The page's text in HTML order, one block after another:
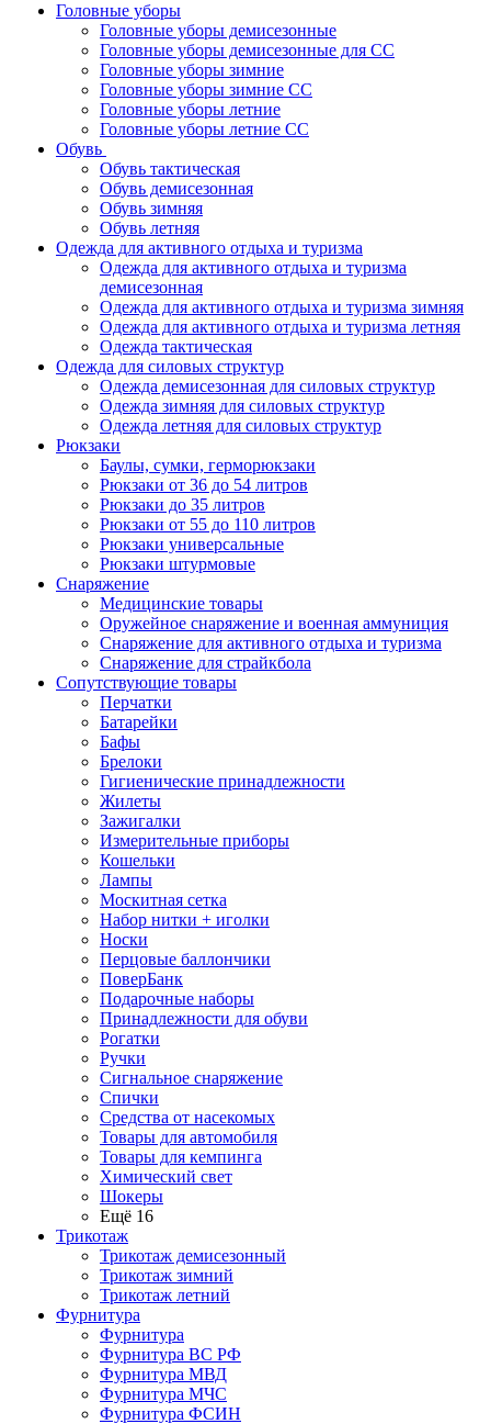
Головные уборы
Головные уборы демисезонные
Головные уборы демисезонные для СС
Головные уборы зимние
Головные уборы зимние СС
Головные уборы летние
Головные уборы летние СС
Обувь
Обувь тактическая
Обувь демисезонная
Обувь зимняя
Обувь летняя
Одежда для активного отдыха и туризма
Одежда для активного отдыха и туризма
демисезонная
Одежда для активного отдыха и туризма зимняя
Одежда для активного отдыха и туризма летняя
Одежда тактическая
Одежда для силовых структур
Одежда демисезонная для силовых структур
Одежда зимняя для силовых структур
Одежда летняя для силовых структур
Рюкзаки
Баулы, сумки, герморюкзаки
Рюкзаки от 36 до 54 литров
Рюкзаки до 35 литров
Рюкзаки от 55 до 110 литров
Рюкзаки универсальные
Рюкзаки штурмовые
Снаряжение
Медицинские товары
Оружейное снаряжение и военная аммуниция
Снаряжение для активного отдыха и туризма
Снаряжение для страйкбола
Сопутствующие товары
Перчатки
Батарейки
Бафы
Брелоки
Гигиенические принадлежности
Жилеты
Зажигалки
Измерительные приборы
Кошельки
Лампы
Москитная сетка
Набор нитки + иголки
Носки
Перцовые баллончики
ПоверБанк
Подарочные наборы
Принадлежности для обуви
Рогатки
Ручки
Сигнальное снаряжение
Спички
Средства от насекомых
Товары для автомобиля
Товары для кемпинга
Химический свет
Шокеры
Ещё 16
Трикотаж
Трикотаж демисезонный
Трикотаж зимний
Трикотаж летний
Фурнитура
Фурнитура
Фурнитура ВС РФ
Фурнитура МВД
Фурнитура МЧС
Фурнитура ФСИН